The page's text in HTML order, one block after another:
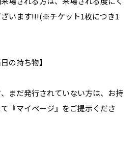
ざいます!!!(※チケット1枚につき1
の持ち物】
まだ発行されていない方は、お持
『マイページ』をご提示くださ